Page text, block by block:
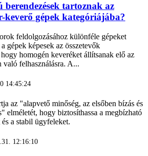
tartoznak az
keverő gépek kategóriájába?
feldolgozásához különféle gépeket
gépek képesek az összetevők
hogy homogén keveréket állítsanak elő az
való felhasználásra. A...
14:45:24
az "alapvető minőség, az elsőben bízás és
elméletét, hogy biztosíthassa a megbízható
a stabil ügyfeleket.
12:16:10